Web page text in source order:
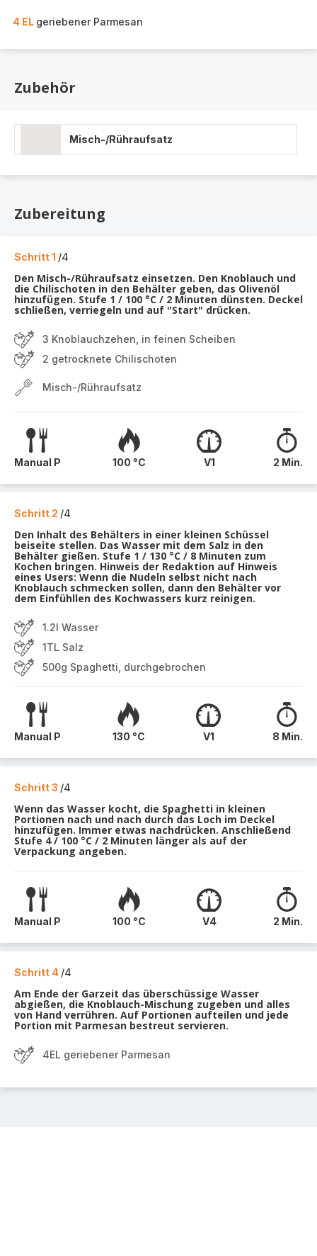
4 EL geriebener Parmesan
Zubehör
Misch-/Rühraufsatz
Zubereitung
Schritt 1 /4
Den Misch-/Rühraufsatz einsetzen. Den Knoblauch und
die Chilischoten in den Behälter geben, das Olivenöl
hinzufügen. Stufe 1 / 100 °C / 2 Minuten dünsten. Deckel
schließen, verriegeln und auf "Start" drücken.
3 Knoblauchzehen, in feinen Scheiben
2 getrocknete Chilischoten
Misch-/Rühraufsatz
Manual P 100 °C V1 2 Min.
Schritt 2 /4
Den Inhalt des Behälters in einer kleinen Schüssel
beiseite stellen. Das Wasser mit dem Salz in den
Behälter gießen. Stufe 1 / 130 °C / 8 Minuten zum
Kochen bringen. Hinweis der Redaktion auf Hinweis
eines Users: Wenn die Nudeln selbst nicht nach
Knoblauch schmecken sollen, dann den Behälter vor
dem Einfühllen des Kochwassers kurz reinigen.
1.2l Wasser
1TL Salz
500g Spaghetti, durchgebrochen
Manual P 130 °C V1 8 Min.
Schritt 3 /4
Wenn das Wasser kocht, die Spaghetti in kleinen
Portionen nach und nach durch das Loch im Deckel
hinzufügen. Immer etwas nachdrücken. Anschließend
Stufe 4 / 100 °C / 2 Minuten länger als auf der
Verpackung angeben.
Manual P 100 °C V4 2 Min.
Schritt 4 /4
Am Ende der Garzeit das überschüssige Wasser
abgießen, die Knoblauch-Mischung zugeben und alles
von Hand verrühren. Auf Portionen aufteilen und jede
Portion mit Parmesan bestreut servieren.
4EL geriebener Parmesan